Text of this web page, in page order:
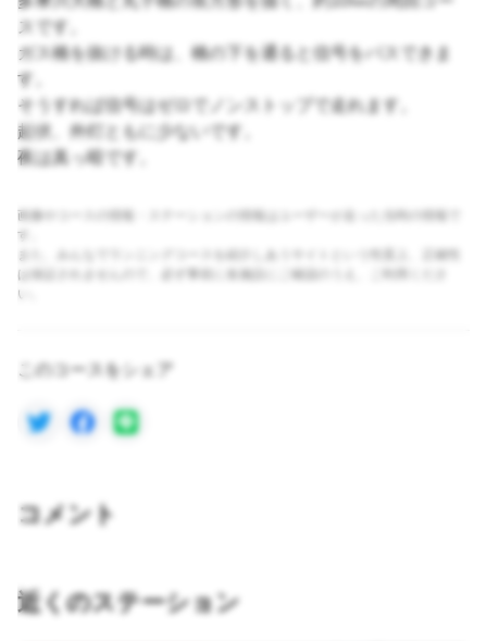
スです。
ガス橋を抜ける時は、橋の下を通ると信号をパスできま
す。
そうすれば信号はゼロでノンストップで走れます。
起伏、外灯ともに少ないです。
夜は真っ暗です。
画像やコースの情報・ステーションの情報はユーザーが走った当時の情報で
す。
また、みんなでランニングコースを紹介しあうサイトという性質上、正確性
は保証されませんので、必ず事前に各施設にご確認のうえ、ご利用くださ
い。
このコースをシェア
コメント
近くのステーション